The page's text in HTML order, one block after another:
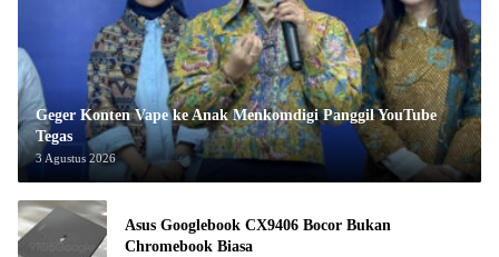
Geger Konten Vape ke Anak Menkomdigi Panggil YouTube
Tegas
3 Agustus 2026
Asus Googlebook CX9406 Bocor Bukan
Chromebook Biasa